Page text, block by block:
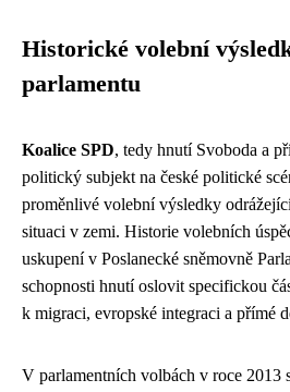
Historické volební
parlamentu
Koalice SPD, tedy hnutí Svoboda a
politický subjekt na české politické
proměnlivé volební výsledky
situaci v zemi. Historie volebních
uskupení v Poslanecké sněmovně
schopnosti hnutí oslovit specifickou
k migraci, evropské integraci a přímé
V parlamentních volbách v roce 2013